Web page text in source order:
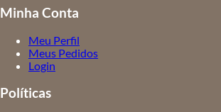
Minha Conta
Meu Perfil
Meus Pedidos
Login
Políticas